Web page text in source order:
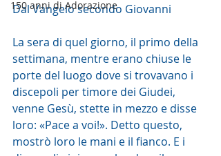
150 anni di Adorazione
Dal Vangelo secondo Giovanni
La sera di quel giorno, il primo della
settimana, mentre erano chiuse le
porte del luogo dove si trovavano i
discepoli per timore dei Giudei,
venne Gesù, stette in mezzo e disse
loro: «Pace a voi!». Detto questo,
mostrò loro le mani e il fianco. E i